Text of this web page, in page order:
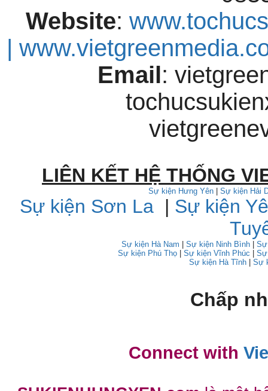
Website:
|
Email:
LIÊN KẾT HỆ THỐNG
Sự kiện Hưng Yên | Sự kiện Hải
Sự kiện Sơn La| Sự kiện
Sự kiện Hà Nam | Sự kiện Ninh Bình | Sự
Sự kiện Phú Thọ| Sự kiện Vĩnh Phúc | Sự
Sự kiện Hà Tĩnh | Sự
Chấp
Connect with